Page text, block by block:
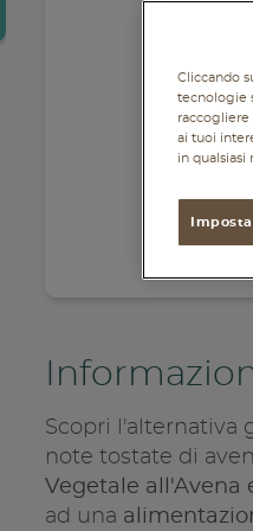
Accedi
Scopri l'alternativa
note tostate di
Vegetale all'Avena
ad una
Cliccando
tecnologie
raccogliere
ai tuoi
in qualsiasi